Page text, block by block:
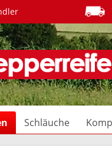
Schläuche